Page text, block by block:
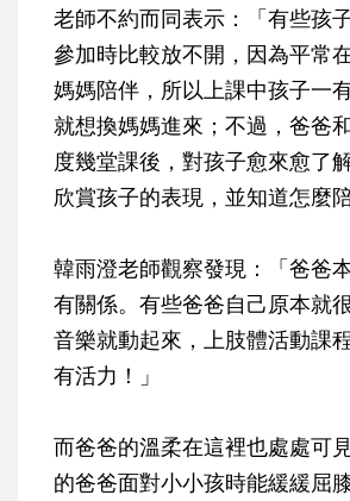
老師不約而同表示：「有些孩
參加時比較放不開，因為平常
媽媽陪伴，所以上課中孩子一
就想換媽媽進來；不過，爸爸
度幾堂課後，對孩子愈來愈了
欣賞孩子的表現，並知道怎麼
韓雨澄老師觀察發現：「爸爸
有關係。有些爸爸自己原本就
音樂就動起來，上肢體活動課
有活力！」
而爸爸的溫柔在這裡也處處可
的爸爸面對小小孩時能緩緩屈